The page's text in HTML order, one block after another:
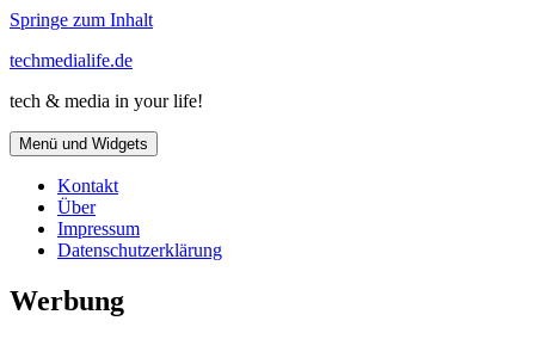
Springe zum Inhalt
techmedialife.de
tech & media in your life!
Menü und Widgets
Kontakt
Über
Impressum
Datenschutzerklärung
Werbung